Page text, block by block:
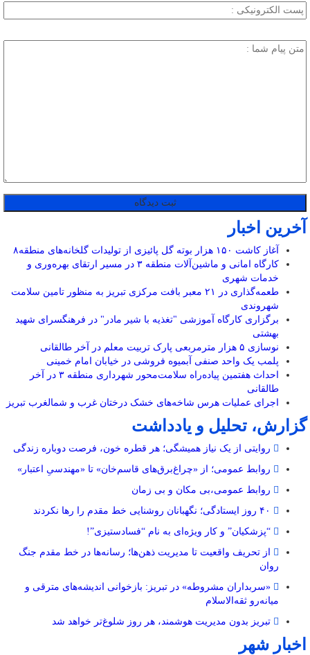
آخرین اخبار
آغاز کاشت ۱۵۰ هزار بوته گل پائیزی از تولیدات گلخانه‌های منطقه۸
کارگاه امانی و ماشین‌آلات منطقه ۳ در مسیر ارتقای بهره‌وری و
خدمات شهری
طعمه‌گذاری در ۲۱ معبر بافت مرکزی تبریز به منظور تامین سلامت
شهروندی
برگزاری کارگاه آموزشی "تغذیه با شیر مادر" در فرهنگسرای شهید
بهشتی
نوسازی ۵ هزار مترمربعی پارک تربیت معلم در آخر طالقانی
پلمب یک واحد صنفی آبمیوه فروشی در خیابان امام خمینی
احداث هفتمین پیاده‌راه سلامت‌محور شهرداری منطقه ۳ در آخر
طالقانی
اجرای عملیات هرس شاخه‌های خشک درختان غرب و شمالغرب تبریز
گزارش، تحلیل و یادداشت
روایتی از یک نیاز همیشگی؛ هر قطره خون، فرصت دوباره زندگی
روابط عمومی؛ از «چراغ‌برق‌های قاسم‌خان» تا «مهندسیِ اعتبار»
روابط عمومی،بی مکان و بی زمان
“پزشکیان” و کار ویژه‌ای به نام “فسادستیزی”!
از تحریف واقعیت تا مدیریت ذهن‌ها؛ رسانه‌ها در خط مقدم جنگ
روان
«سربداران مشروطه» در تبریز: بازخوانی اندیشه‌های مترقی و
میانه‌رو ثقه‌الاسلام
تبریز بدون مدیریت هوشمند، هر روز شلوغ‌تر خواهد شد
اخبار شهر